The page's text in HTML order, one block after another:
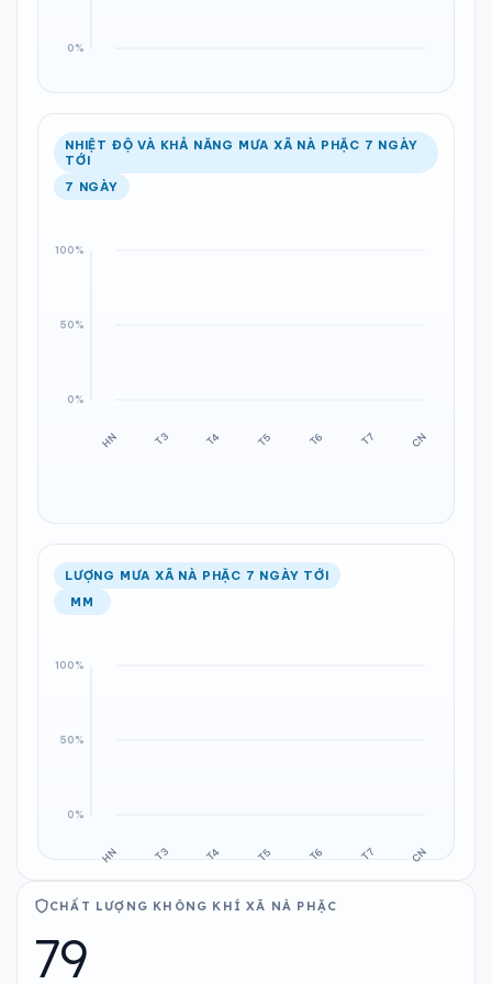
NHIỆT ĐỘ VÀ KHẢ NĂNG MƯA XÃ NÀ PHẶC 7 NGÀY
TỚI
7 NGÀY
LƯỢNG MƯA XÃ NÀ PHẶC 7 NGÀY TỚI
MM
CHẤT LƯỢNG KHÔNG KHÍ XÃ NÀ PHẶC
79